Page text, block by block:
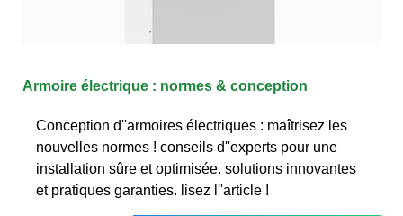
Armoire électrique : normes & conception
Conception d''armoires électriques : maîtrisez les
nouvelles normes ! conseils d''experts pour une
installation sûre et optimisée. solutions innovantes
et pratiques garanties. lisez l''article !